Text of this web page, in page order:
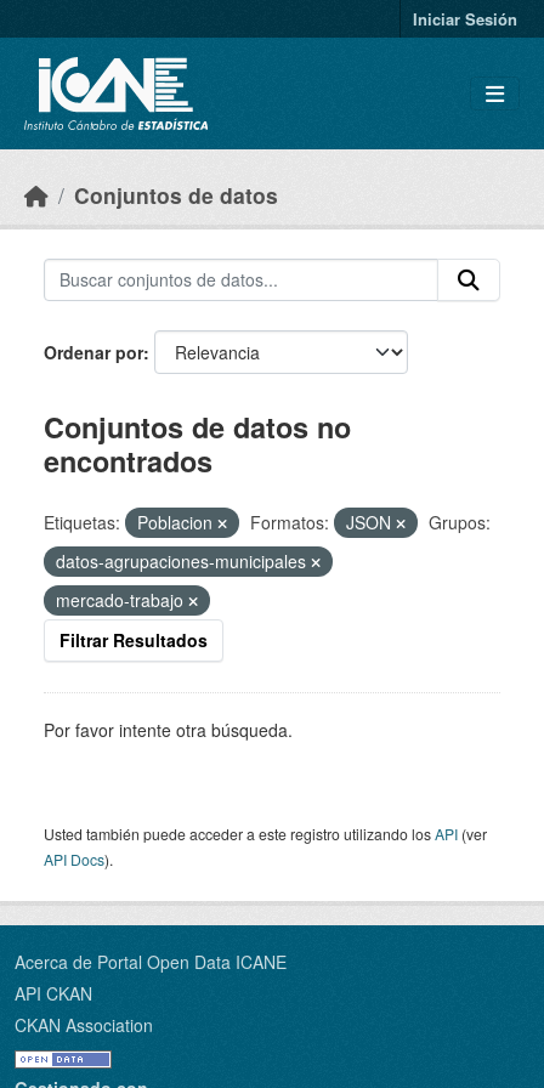
Iniciar Sesión
Conjuntos de datos
Ordenar por
Conjuntos de datos no
encontrados
Etiquetas: Poblacion Formatos: JSON
Grupos:
datos-agrupaciones-municipales
mercado-trabajo
Filtrar Resultados
Por favor intente otra búsqueda.
Usted también puede acceder a este registro utilizando losAPI (ver
API Docs).
Acerca de Portal Open Data ICANE
API CKAN
CKAN Association